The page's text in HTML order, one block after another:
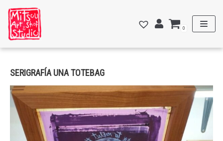
Saltar
al
contenido
0
SERIGRAFÍA UNA TOTEBAG